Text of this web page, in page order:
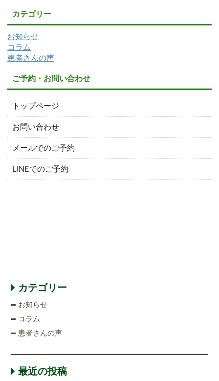
カテゴリー
お知らせ
コラム
患者さんの声
ご予約・お問い合わせ
トップページ
お問い合わせ
メールでのご予約
LINEでのご予約
カテゴリー
お知らせ
コラム
患者さんの声
最近の投稿